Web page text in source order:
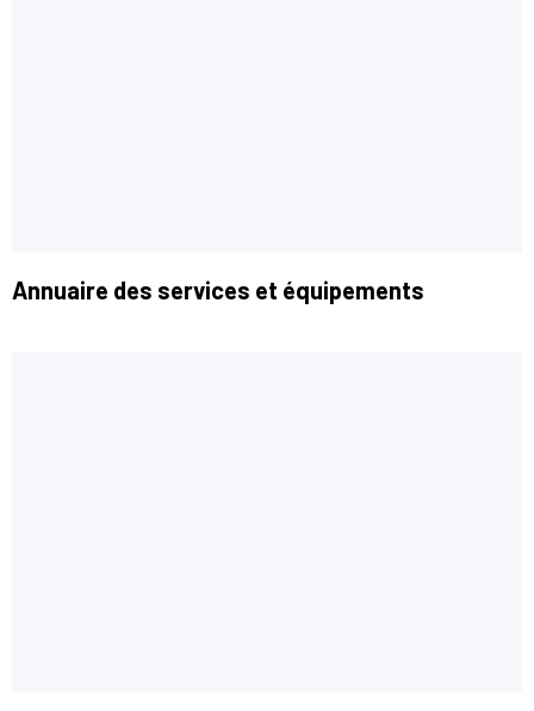
Annuaire des services et équipements